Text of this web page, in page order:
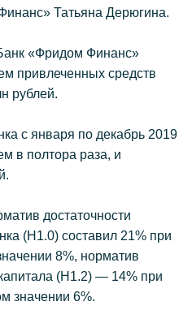
Татьяна Дерюгина.
«Фридом Финанс»
привлеченных средств
рублей.
с января по декабрь 2019
в полтора раза, и
достаточности
(Н1.0) составил 21% при
8%, норматив
(Н1.2) — 14% при
значении 6%.